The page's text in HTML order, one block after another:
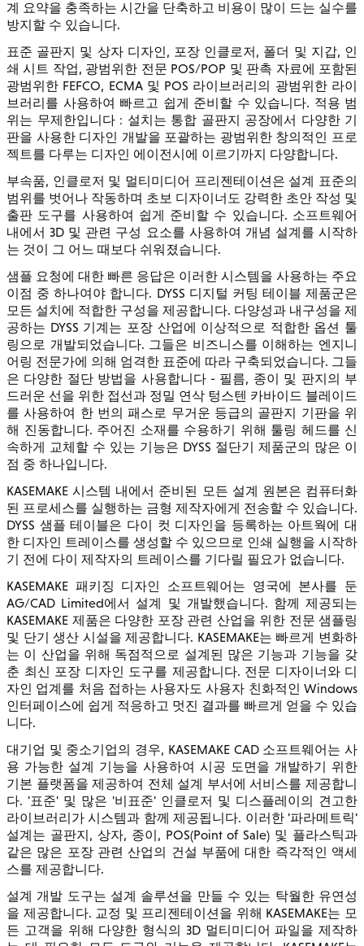
계 요약을 충족하는 시간을 단축하고 비용이 많이 드는 실수를
방지할 수 있습니다.
표준 골판지 및 상자 디자인, 포장 인클로저, 폴더 및 지갑, 인
쇄 시트 작업, 광범위한 전문 POS/POP 및 판촉 자료에 포함된
광범위한 FEFCO, ECMA 및 POS 라이브러리의 광범위한 라이
브러리를 사용하여 빠르고 쉽게 준비할 수 있습니다. 적용 범
위는 무제한입니다 : 설치는 통합 골판지 공장에서 다양한 기
판을 사용한 디자인 개발을 포괄하는 광범위한 창의적인 프로
젝트를 다루는 디자인 에이전시에 이르기까지 다양합니다.
부속품, 인클로저 및 멀티미디어 프리젠테이션은 설계 표준의
범위를 벗어나 작동하며 초보 디자이너도 강력한 초안 작성 및
출판 도구를 사용하여 쉽게 준비할 수 있습니다. 소프트웨어
내에서 3D 및 관련 구성 요소를 사용하여 개념 설계를 시작하
는 것이 그 어느 때보다 쉬워졌습니다.
샘플 요청에 대한 빠른 응답은 이러한 시스템을 사용하는 주요
이점 중 하나여야 합니다. DYSS 디지털 커팅 테이블 제품군은
모든 설치에 적합한 구성을 제공합니다. 다양성과 내구성을 제
공하는 DYSS 기계는 포장 산업에 이상적으로 적합한 옵션 툴
링으로 개발되었습니다. 그들은 비즈니스를 이해하는 엔지니
어링 전문가에 의해 엄격한 표준에 따라 구축되었습니다. 그들
은 다양한 절단 방법을 사용합니다 - 필름, 종이 및 판지의 부
드러운 선을 위한 접선과 정밀 연삭 텅스텐 카바이드 블레이드
를 사용하여 한 번의 패스로 무거운 등급의 골판지 기판을 위
해 진동합니다. 주어진 소재를 수용하기 위해 툴링 헤드를 신
속하게 교체할 수 있는 기능은 DYSS 절단기 제품군의 많은 이
점 중 하나입니다.
KASEMAKE 시스템 내에서 준비된 모든 설계 원본은 컴퓨터화
된 프로세스를 실행하는 금형 제작자에게 전송할 수 있습니다.
DYSS 샘플 테이블은 다이 컷 디자인을 등록하는 아트웍에 대
한 디자인 트레이스를 생성할 수 있으므로 인쇄 실행을 시작하
기 전에 다이 제작자의 트레이스를 기다릴 필요가 없습니다.
KASEMAKE 패키징 디자인 소프트웨어는 영국에 본사를 둔
AG/CAD Limited에서 설계 및 개발했습니다. 함께 제공되는
KASEMAKE 제품은 다양한 포장 관련 산업을 위한 전문 샘플링
및 단기 생산 시설을 제공합니다. KASEMAKE는 빠르게 변화하
는 이 산업을 위해 독점적으로 설계된 많은 기능과 기능을 갖
춘 최신 포장 디자인 도구를 제공합니다. 전문 디자이너와 디
자인 업계를 처음 접하는 사용자도 사용자 친화적인 Windows
인터페이스에 쉽게 적응하고 멋진 결과를 빠르게 얻을 수 있습
니다.
대기업 및 중소기업의 경우, KASEMAKE CAD 소프트웨어는 사
용 가능한 설계 기능을 사용하여 시공 도면을 개발하기 위한
기본 플랫폼을 제공하여 전체 설계 부서에 서비스를 제공합니
다. '표준' 및 많은 '비표준' 인클로저 및 디스플레이의 견고한
라이브러리가 시스템과 함께 제공됩니다. 이러한 '파라메트릭'
설계는 골판지, 상자, 종이, POS(Point of Sale) 및 플라스틱과
같은 많은 포장 관련 산업의 건설 부품에 대한 즉각적인 액세
스를 제공합니다.
설계 개발 도구는 설계 솔루션을 만들 수 있는 탁월한 유연성
을 제공합니다. 교정 및 프리젠테이션을 위해 KASEMAKE는 모
든 고객을 위해 다양한 형식의 3D 멀티미디어 파일을 제작하